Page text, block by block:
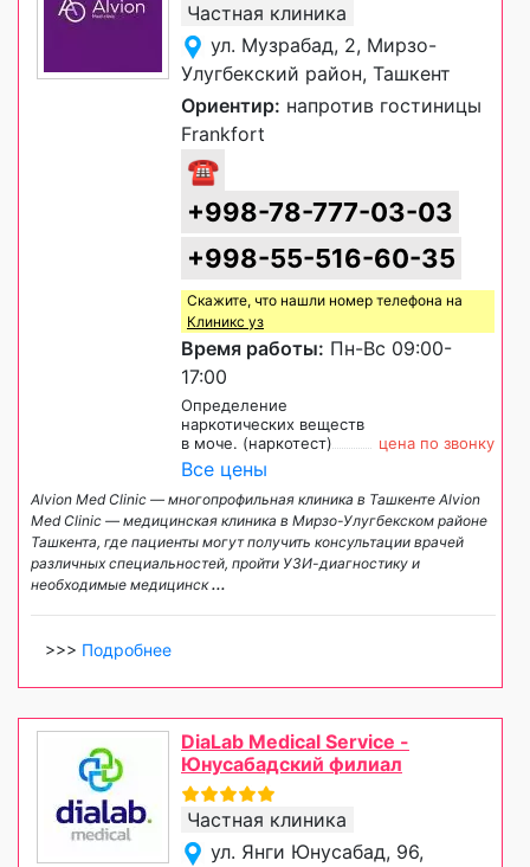
Частная клиника
ул. Музрабад, 2, Мирзо-
Улугбекский район, Ташкент
Ориентир: напротив гостиницы
Frankfort
☎
+998-78-777-03-03
+998-55-516-60-35
Скажите, что нашли номер телефона на
Клиникс уз
Время работы: Пн-Вс 09:00-
17:00
Определение
наркотических веществ
в моче. (наркотест)
цена по звонку
Все цены
Alvion Med Clinic — многопрофильная клиника в Ташкенте Alvion
Med Clinic — медицинская клиника в Мирзо-Улугбекском районе
Ташкента, где пациенты могут получить консультации врачей
различных специальностей, пройти УЗИ-диагностику и
необходимые медицинск...
>>> Подробнее
DiaLab Medical Service -
Юнусабадский филиал
Частная клиника
ул. Янги Юнусабад, 96,